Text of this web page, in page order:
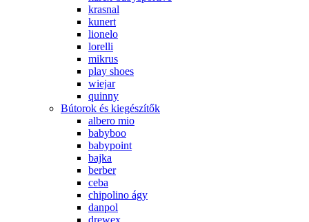
krasnal
kunert
lionelo
lorelli
mikrus
play shoes
wiejar
quinny
Bútorok és kiegészítők
albero mio
babyboo
babypoint
bajka
berber
ceba
chipolino ágy
danpol
drewex